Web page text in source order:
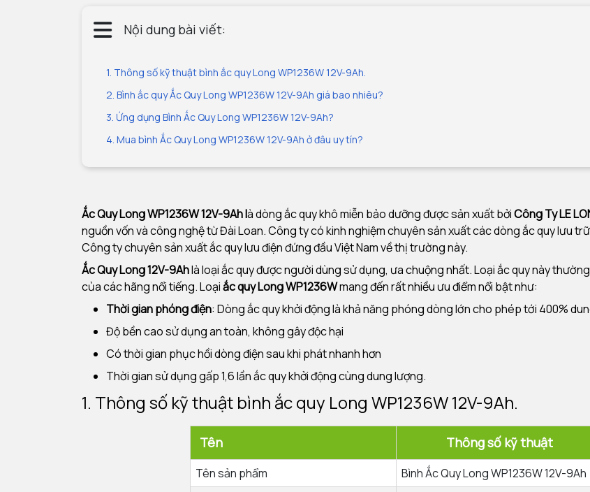
Nội dung bài viết:
1. Thông số kỹ thuật bình ắc quy Long WP1236W 12V-9Ah.
2. Bình ắc quy Ắc Quy Long WP1236W 12V-9Ah giá bao nhiêu?
3. Ứng dụng Bình Ắc Quy Long WP1236W 12V-9Ah?
4. Mua bình Ắc Quy Long WP1236W 12V-9Ah ở đâu uy tín?
Ắc Quy Long WP1236W 12V-9Ah là dòng ắc quy khô miễn bảo dưỡng được sản xuất bởiCông Ty LE
nguồn vốn và công nghệ từ Đài Loan. Công ty có kinh nghiệm chuyên sản xuất các dòng ắc quy lưu
Công ty chuyên sản xuất ắc quy lưu điện đứng đầu Việt Nam về thị trường này.
Ắc Quy Long 12V-9Ahlà loại ắc quy được người dùng sử dụng, ưa chuộng nhất. Loại ắc quy này
của các hãng nổi tiếng. Loạiắc quy Long WP1236Wmang đến rất nhiều ưu điểm nổi bật như:
Thời gian phóng điện: Dòng ắc quy khởi động là khả năng phóng dòng lớn cho phép tới 400%
Độ bền cao sử dụng an toàn, không gây độc hại
Có thời gian phục hồi dòng điện sau khi phát nhanh hơn
Thời gian sử dụng gấp 1,6 lần ắc quy khởi động cùng dung lượng.
1. Thông số kỹ thuật bình ắc quy Long WP1236W 12V-9Ah.
Tên Thông số
Tên sản phẩm
Bình Ắc Quy Long WP1236W 12V-9Ah